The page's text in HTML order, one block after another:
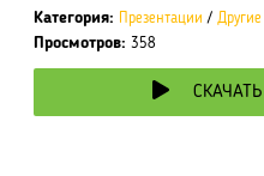
Категория: Презентации /
Просмотров: 358